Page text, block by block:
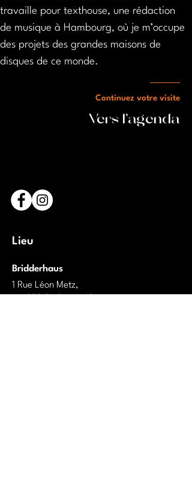
travaille pour texthouse, une rédaction
de musique à Hambourg, où je m’occupe
des projets des grandes maisons de
disques de ce monde.
Continuez votre visite
Vers l'agenda
Lieu
Bridderhaus
1 Rue Léon Metz,